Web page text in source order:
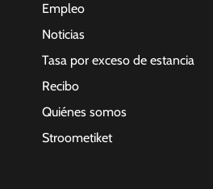
Empleo
Noticias
Tasa por exceso de estancia
Recibo
Quiénes somos
Stroometiket